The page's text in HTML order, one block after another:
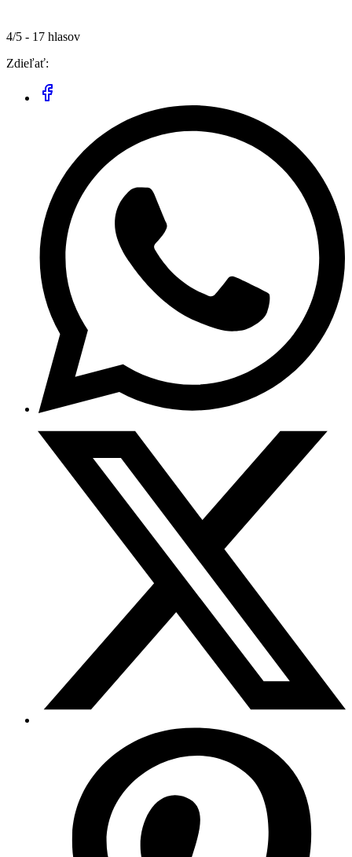
4/5 - 17 hlasov
Zdieľať: